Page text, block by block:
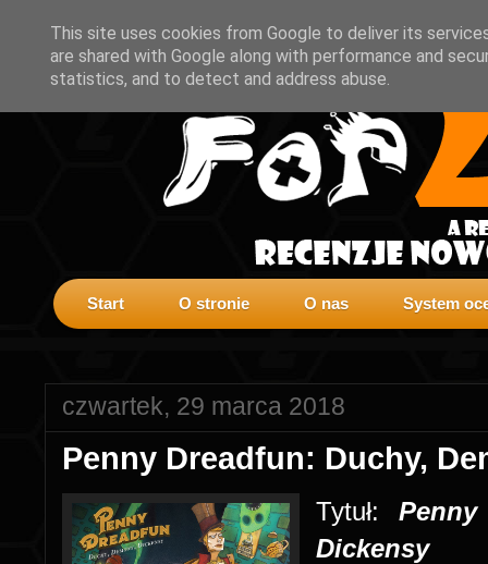
Start O stronie O nas System
czwartek, 29 marca 2018
Penny Dreadfun: Duchy,
Tytuł:
Dickensy
This site uses cookies from Google to deliver its
are shared with Google along with performance and
statistics, and to detect and address abuse.